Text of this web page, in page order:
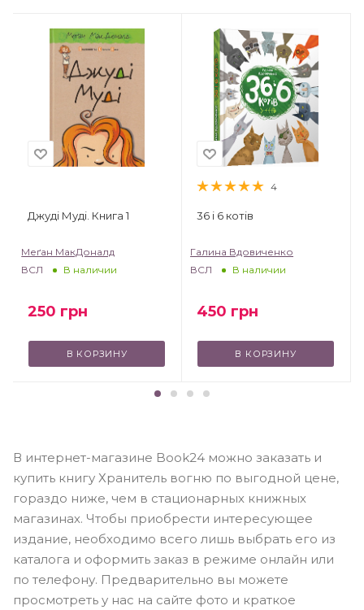
Джуді Муді. Книга 1
Меґан МакДоналд
ВСЛ
В наличии
250 грн
В КОРЗИНУ
4
36 і 6 котів
Галина Вдовиченко
ВСЛ
В наличии
450 грн
В КОРЗИНУ
В интернет-магазине Book24 можно заказать и
купить книгу Хранитель вогню по выгодной цене,
гораздо ниже, чем в стационарных книжных
магазинах. Чтобы приобрести интересующее
издание, необходимо всего лишь выбрать его из
каталога и оформить заказ в режиме онлайн или
по телефону. Предварительно вы можете
просмотреть у нас на сайте фото и краткое